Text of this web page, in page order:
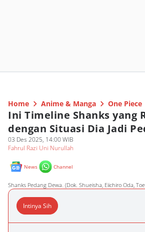
Home Anime & Manga One Piece
Ini Timeline Shanks yang
dengan Situasi Dia Jadi
03 Des 2025, 14:00 WIB
Fahrul Razi Uni Nurullah
News Channel
Shanks Pedang Dewa. (Dok. Shueisha, Eiichiro Oda,
Intinya Sih